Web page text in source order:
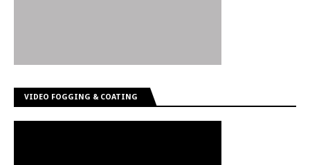
VIDEO FOGGING & COATING